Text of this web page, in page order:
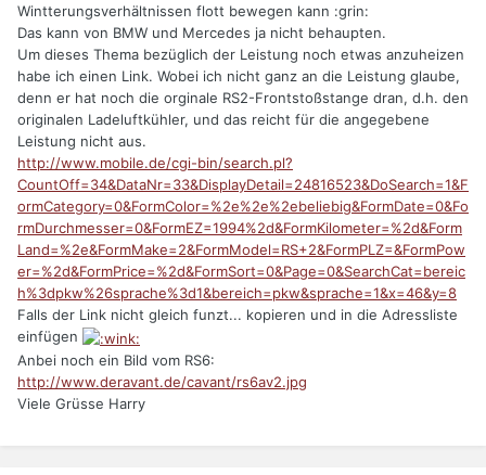
Wintterungsverhältnissen flott bewegen kann :grin:
Das kann von BMW und Mercedes ja nicht behaupten.
Um dieses Thema bezüglich der Leistung noch etwas anzuheizen
habe ich einen Link. Wobei ich nicht ganz an die Leistung glaube,
denn er hat noch die orginale RS2-Frontstoßstange dran, d.h. den
originalen Ladeluftkühler, und das reicht für die angegebene
Leistung nicht aus.
http://www.mobile.de/cgi-bin/search.pl?
CountOff=34&DataNr=33&DisplayDetail=24816523&DoSearch=1&F
ormCategory=0&FormColor=%2e%2e%2ebeliebig&FormDate=0&Fo
rmDurchmesser=0&FormEZ=1994%2d&FormKilometer=%2d&Form
Land=%2e&FormMake=2&FormModel=RS+2&FormPLZ=&FormPow
er=%2d&FormPrice=%2d&FormSort=0&Page=0&SearchCat=bereic
h%3dpkw%26sprache%3d1&bereich=pkw&sprache=1&x=46&y=8
Falls der Link nicht gleich funzt... kopieren und in die Adressliste
einfügen
Anbei noch ein Bild vom RS6:
http://www.deravant.de/cavant/rs6av2.jpg
Viele Grüsse Harry